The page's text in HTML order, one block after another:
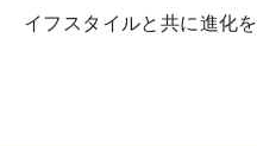
イフスタイルと共に進化